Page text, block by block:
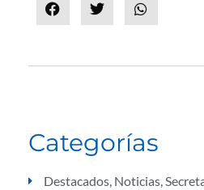
Categorías
Destacados, Noticias,